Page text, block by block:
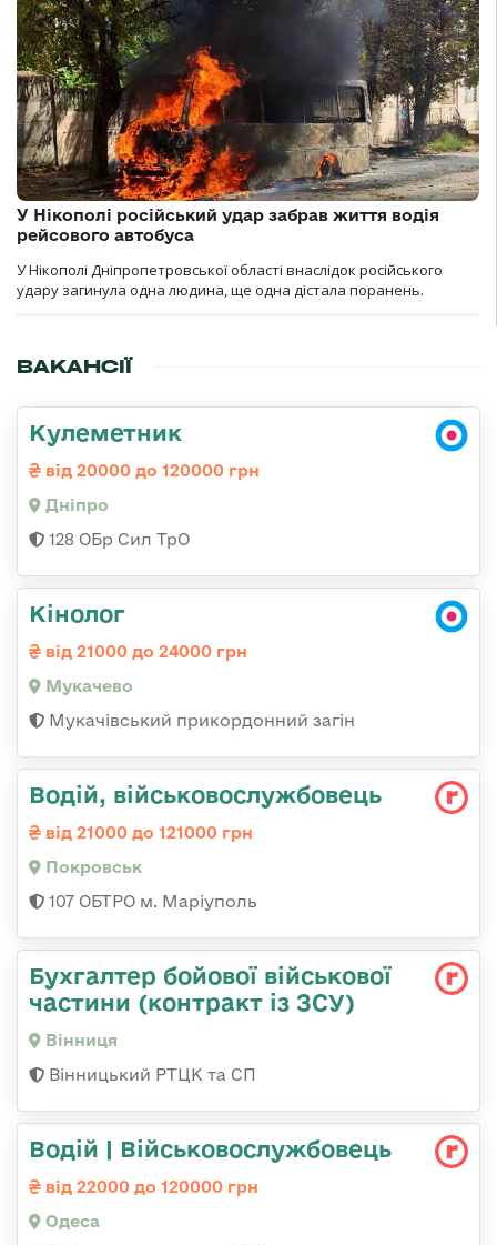
У Нікополі російський удар забрав життя водія
рейсового автобуса
У Нікополі Дніпропетровської області внаслідок російського
удару загинула одна людина, ще одна дістала поранень.
ВАКАНСІЇ
Кулеметник
від 20000 до 120000 грн
Дніпро
128 ОБр Сил ТрО
Кінолог
від 21000 до 24000 грн
Мукачево
Мукачівський прикордонний загін
Водій, військовослужбовець
від 21000 до 121000 грн
Покровськ
107 ОБТРО м. Маріуполь
Бухгалтер бойової військової
частини (контракт із ЗСУ)
Вінниця
Вінницький РТЦК та СП
Водій | Військовослужбовець
від 22000 до 120000 грн
Одеса